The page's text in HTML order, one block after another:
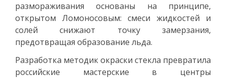
размораживания основаны на принципе,
открытом Ломоносовым: смеси жидкостей и
солей снижают точку замерзания,
предотвращая образование льда.
Разработка методик окраски стекла превратила
российские мастерские в центры